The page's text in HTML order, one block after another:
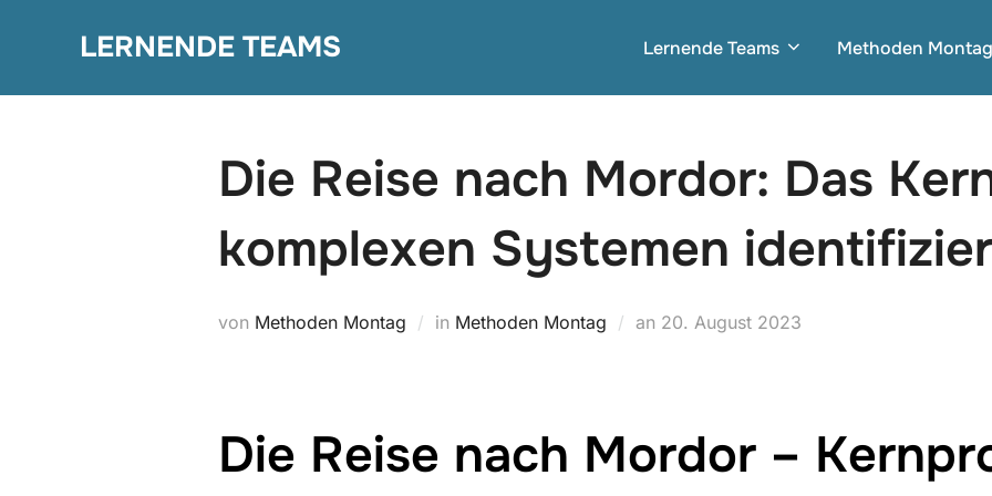
LERNENDE TEAMS Lernende Teams Methoden Montag
Die Reise nach Mordor: Das
komplexen Systemen
von Methoden Montag in Methoden Montag an Veröffentlicht
20. August 2023
Die Reise nach Mordor –